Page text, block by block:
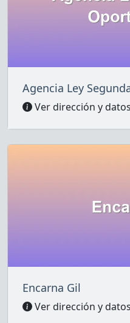
Agencia Ley
Ver dirección y
Encarna Gil
Ver dirección y